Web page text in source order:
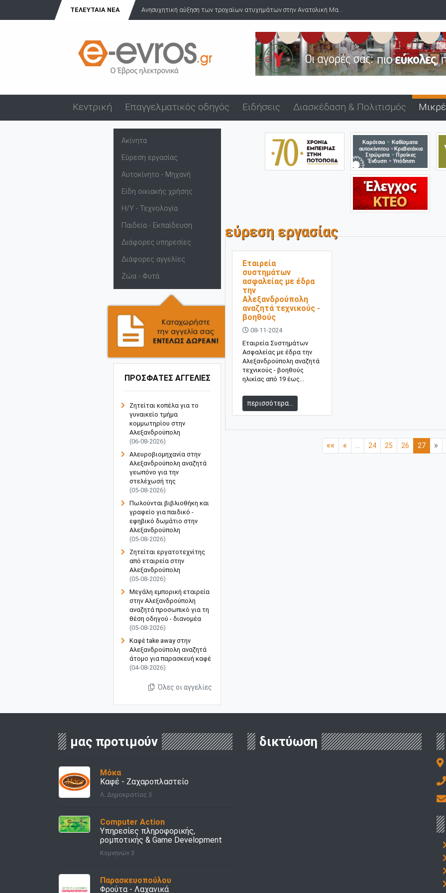
ΤΕΛΕΥΤΑΊΑ ΝΈΑ Ανησυχητική αύξηση των τροχαίων ατυχημάτων στην Ανατολική Μα...
Κεντρική Επαγγελματικός οδηγός Ειδήσεις Διασκέδαση & Πολιτισμός
Ακίνητα
Εύρεση εργασίας
Αυτοκίνητο - Μηχανή
Είδη οικιακής χρήσης
Η/Υ - Τεχνολογία
Παιδεία - Εκπαίδευση
Διάφορες υπηρεσίες
Διάφορες αγγελίες
Ζώα - Φυτά
ΠΡΟΣΦΑΤΕΣ ΑΓΓΕΛΙΕΣ
Ζητείται κοπέλα για το
γυναικείο τμήμα
κομμωτηρίου στην
Αλεξανδρούπολη
(06-08-2026)
Αλευροβιομηχανία στην
Αλεξανδρούπολη αναζητά
γεωπόνο για την
στελέχωσή της
(05-08-2026)
Πωλούνται βιβλιοθήκη και
γραφείο για παιδικό -
εφηβικό δωμάτιο στην
Αλεξανδρούπολη
(05-08-2026)
Ζητείται εργατοτεχνίτης
από εταιρεία στην
Αλεξανδρούπολη
(05-08-2026)
Μεγάλη εμπορική εταιρεία
στην Αλεξανδρούπολη
αναζητά προσωπικό για τη
θέση οδηγού - διανομέα
(05-08-2026)
Καφέ take away στην
Αλεξανδρούπολη αναζητά
άτομο για παρασκευή καφέ
(04-08-2026)
Όλες οι αγγελίες
εύρεση εργασίας
Εταιρεία
συστημάτων
ασφαλείας με έδρα
την
Αλεξανδρούπολη
αναζητά τεχνικούς -
βοηθούς
08-11-2024
Εταιρεία Συστημάτων
Ασφαλείας με έδρα την
Αλεξανδρούπολη αναζητά
τεχνικούς - βοηθούς
ηλικίας από 19 έως...
περισσότερα...
«« « 24 25 26 27 »
μας προτιμούν
Μόκα
Καφέ - Ζαχαροπλαστείο
Λ. Δημοκρατίας 3
Computer Action
Υπηρεσίες πληροφορικής,
ρομποτικής & Game Development
Κομνηνών 3
Παρασκευοπούλου
Φρούτα - Λαχανικά
δικτύωση